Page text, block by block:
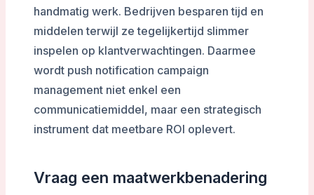
handmatig werk. Bedrijven besparen tijd en
middelen terwijl ze tegelijkertijd slimmer
inspelen op klantverwachtingen. Daarmee
wordt push notification campaign
management niet enkel een
communicatiemiddel, maar een strategisch
instrument dat meetbare ROI oplevert.
Vraag een maatwerkbenadering